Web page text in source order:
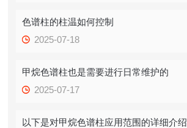
色谱柱的柱温如何控制
2025-07-18
甲烷色谱柱也是需要进行日常维护的
2025-07-17
以下是对甲烷色谱柱应用范围的详细介绍